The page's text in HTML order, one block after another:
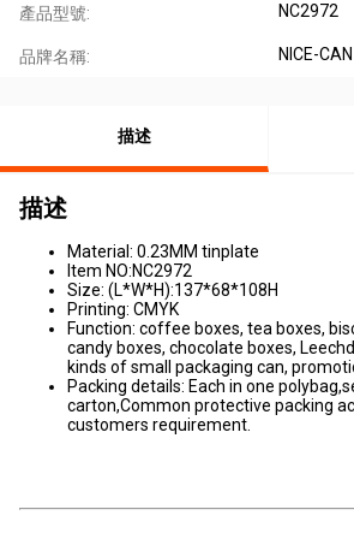
產品型號: NC2972
品牌名稱: NICE-CAN
描述
描述
Material: 0.23MM tinplate
Item NO:NC2972
Size: (L*W*H):137*68*108H
Printing: CMYK
Function: coffee boxes, tea boxes,
candy boxes, chocolate boxes,
kinds of small packaging can,
Packing details: Each in one
carton,Common protective packing
customers requirement.